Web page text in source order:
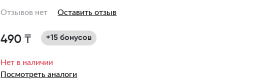
Отзывов нет Оставить отзыв
490 ₸ +15 бонусов
Нет в наличии
Посмотреть аналоги